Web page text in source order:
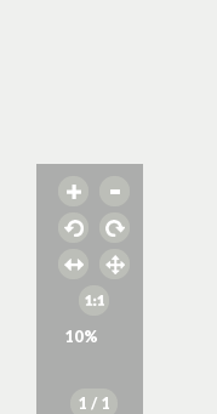
10%
1 / 1